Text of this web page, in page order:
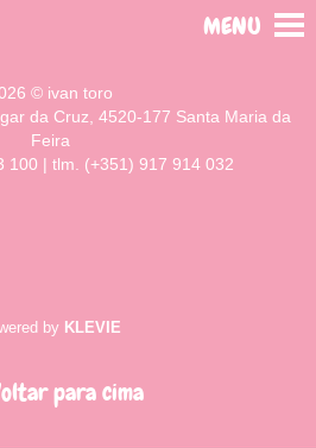
MENU
© ivan toro
da Cruz, 4520-177 Santa Maria da
Feira
100 | tlm. (+351) 917 914 032
by KLEVIE
para cima